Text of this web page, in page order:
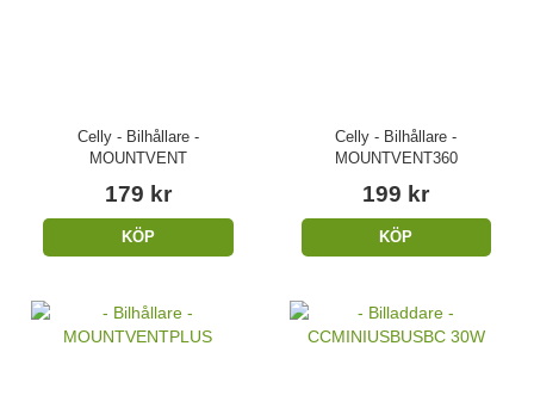
Celly - Bilhållare -
MOUNTVENT
179 kr
KÖP
Celly - Bilhållare -
MOUNTVENT360
199 kr
KÖP